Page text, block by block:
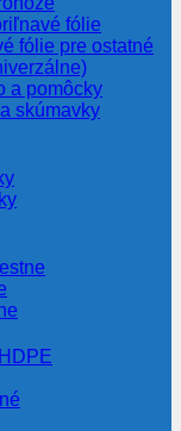
fólie
fólie pre ostatné
a pomôcky
skúmavky